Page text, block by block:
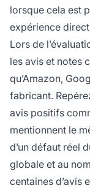
lorsque cela est
expérience
Lors de
les avis et notes
qu’Amazon,
fabricant.
avis positifs
mentionnent le
d’un défaut réel
globale et au
centaines d’avis